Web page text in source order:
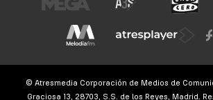
© Atresmedia Corporación de Medios de
Graciosa 13, 28703, S.S. de los Reyes, Madrid.